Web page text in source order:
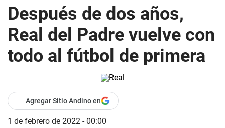
Después de dos años,
Real del Padre vuelve con
todo al fútbol de primera
Agregar Sitio Andino en
1 de febrero de 2022 - 00:00